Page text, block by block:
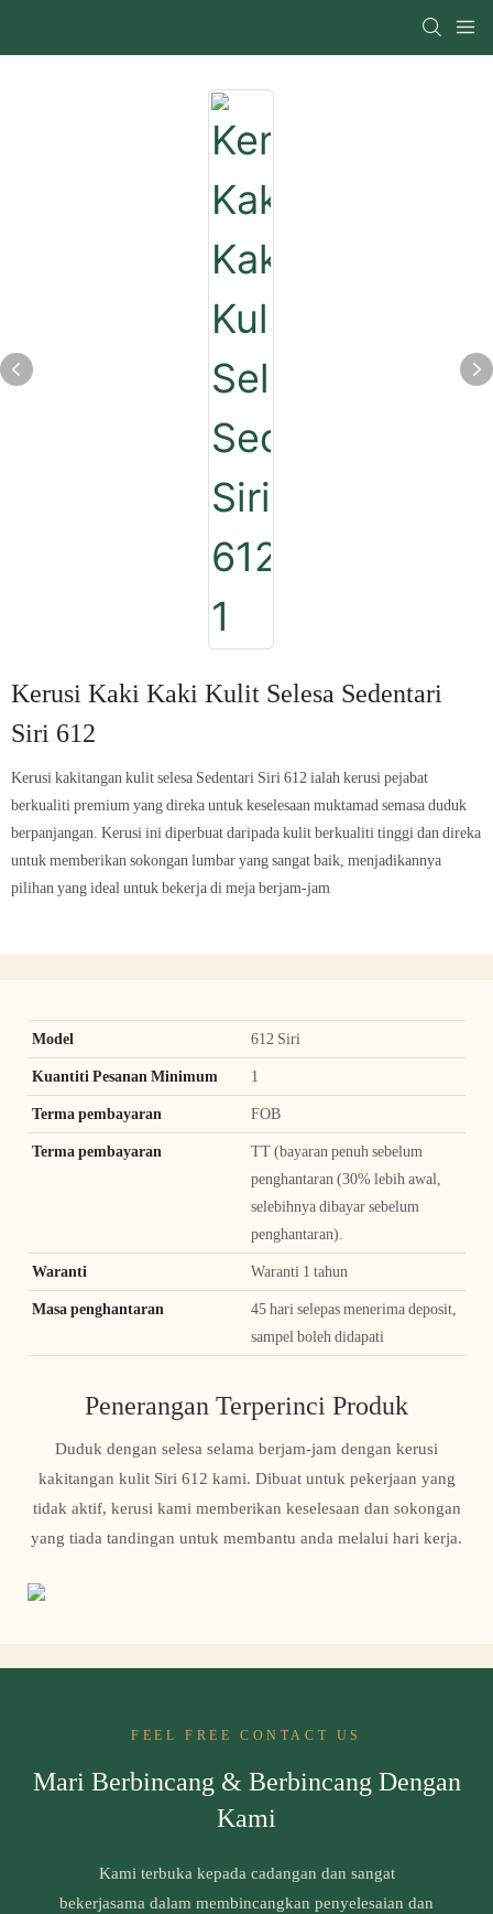
Kerusi Kaki Kaki Kulit Selesa Sedentari
Siri 612
Kerusi kakitangan kulit selesa Sedentari Siri 612 ialah kerusi pejabat
berkualiti premium yang direka untuk keselesaan muktamad semasa duduk
berpanjangan. Kerusi ini diperbuat daripada kulit berkualiti tinggi dan direka
untuk memberikan sokongan lumbar yang sangat baik, menjadikannya
pilihan yang ideal untuk bekerja di meja berjam-jam
Model 612 Siri
Kuantiti Pesanan Minimum 1
Terma pembayaran FOB
Terma pembayaran
TT (bayaran penuh sebelum
penghantaran (30% lebih awal,
selebihnya dibayar sebelum
penghantaran).
Waranti Waranti 1 tahun
Masa penghantaran
45 hari selepas menerima deposit,
sampel boleh didapati
Penerangan Terperinci Produk
Duduk dengan selesa selama berjam-jam dengan kerusi
kakitangan kulit Siri 612 kami. Dibuat untuk pekerjaan yang
tidak aktif, kerusi kami memberikan keselesaan dan sokongan
yang tiada tandingan untuk membantu anda melalui hari kerja.
FEEL FREE CONTACT US
Mari Berbincang & Berbincang Dengan
Kami
Kami terbuka kepada cadangan dan sangat
bekerjasama dalam membincangkan penyelesaian dan